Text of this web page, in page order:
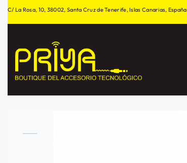
C/ La Rosa, 10, 38002, Santa Cruz de Tenerife, Islas Canarias, España